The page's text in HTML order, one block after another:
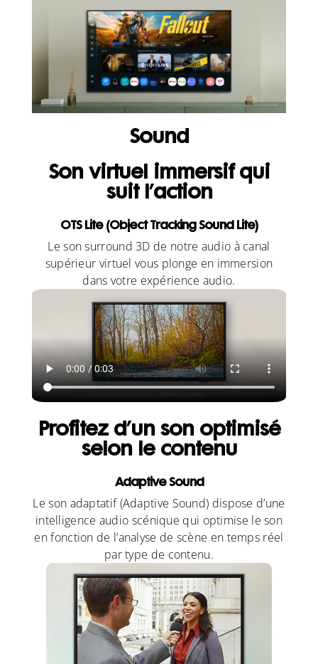
Sound
Son virtuel immersif qui
suit l’action
OTS Lite (Object Tracking Sound Lite)
Le son surround 3D de notre audio à canal
supérieur virtuel vous plonge en immersion
dans votre expérience audio.
Profitez d’un son optimisé
selon le contenu
Adaptive Sound
Le son adaptatif (Adaptive Sound) dispose d’une
intelligence audio scénique qui optimise le son
en fonction de l’analyse de scène en temps réel
par type de contenu.